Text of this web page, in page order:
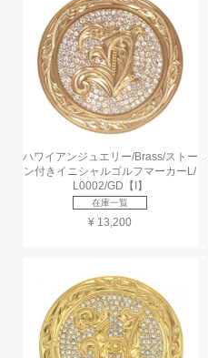
ハワイアンジュエリー/Brass/ストー
ン付きイニシャルゴルフマーカーL/
L0002/GD【I】
在庫一覧
¥ 13,200